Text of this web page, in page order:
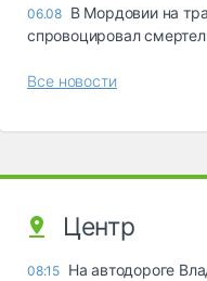
06.08 В Мордовии на
спровоцировал
Все новости
Центр
08:15 На автодороге